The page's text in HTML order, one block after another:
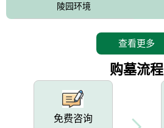
陵园环境
查看更多
购墓流程
免费咨询